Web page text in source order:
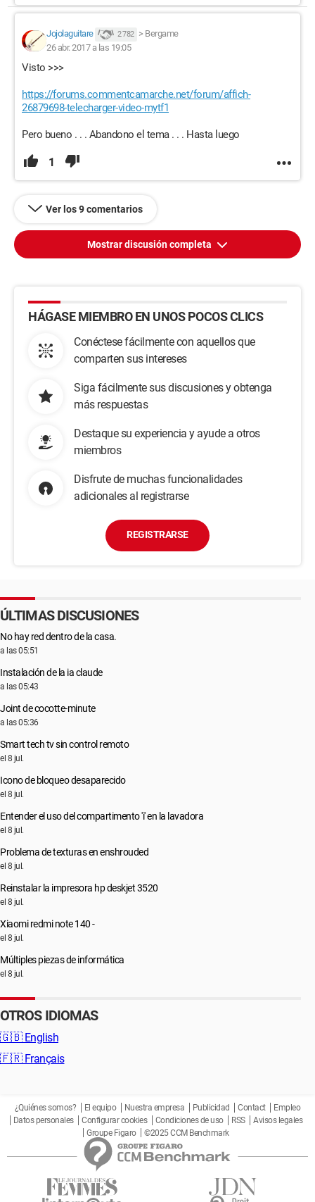
Jojolaguitare 2 782 > Bergame
26 abr. 2017 a las 19:05
Visto >>>
https://forums.commentcamarche.net/forum/affich-
26879698-telecharger-video-mytf1
Pero bueno . . . Abandono el tema . . . Hasta luego
1
Ver los 9 comentarios
Mostrar discusión completa
HÁGASE MIEMBRO EN UNOS POCOS CLICS
Conéctese fácilmente con aquellos que
comparten sus intereses
Siga fácilmente sus discusiones y obtenga
más respuestas
Destaque su experiencia y ayude a otros
miembros
Disfrute de muchas funcionalidades
adicionales al registrarse
REGISTRARSE
ÚLTIMAS DISCUSIONES
No hay red dentro de la casa.
a las 05:51
Instalación de la ia claude
a las 05:43
Joint de cocotte-minute
a las 05:36
Smart tech tv sin control remoto
el 8 jul.
Icono de bloqueo desaparecido
el 8 jul.
Entender el uso del compartimento 'i' en la lavadora
el 8 jul.
Problema de texturas en enshrouded
el 8 jul.
Reinstalar la impresora hp deskjet 3520
el 8 jul.
Xiaomi redmi note 140 -
el 8 jul.
Múltiples piezas de informática
el 8 jul.
OTROS IDIOMAS
🇬🇧 English
🇫🇷 Français
¿Quiénes somos? El equipo Nuestra empresa Publicidad Contact
Empleo
Datos personales
Configurar cookies Condiciones de uso RSS
Avisos legales
Groupe Figaro
©2025 CCM Benchmark